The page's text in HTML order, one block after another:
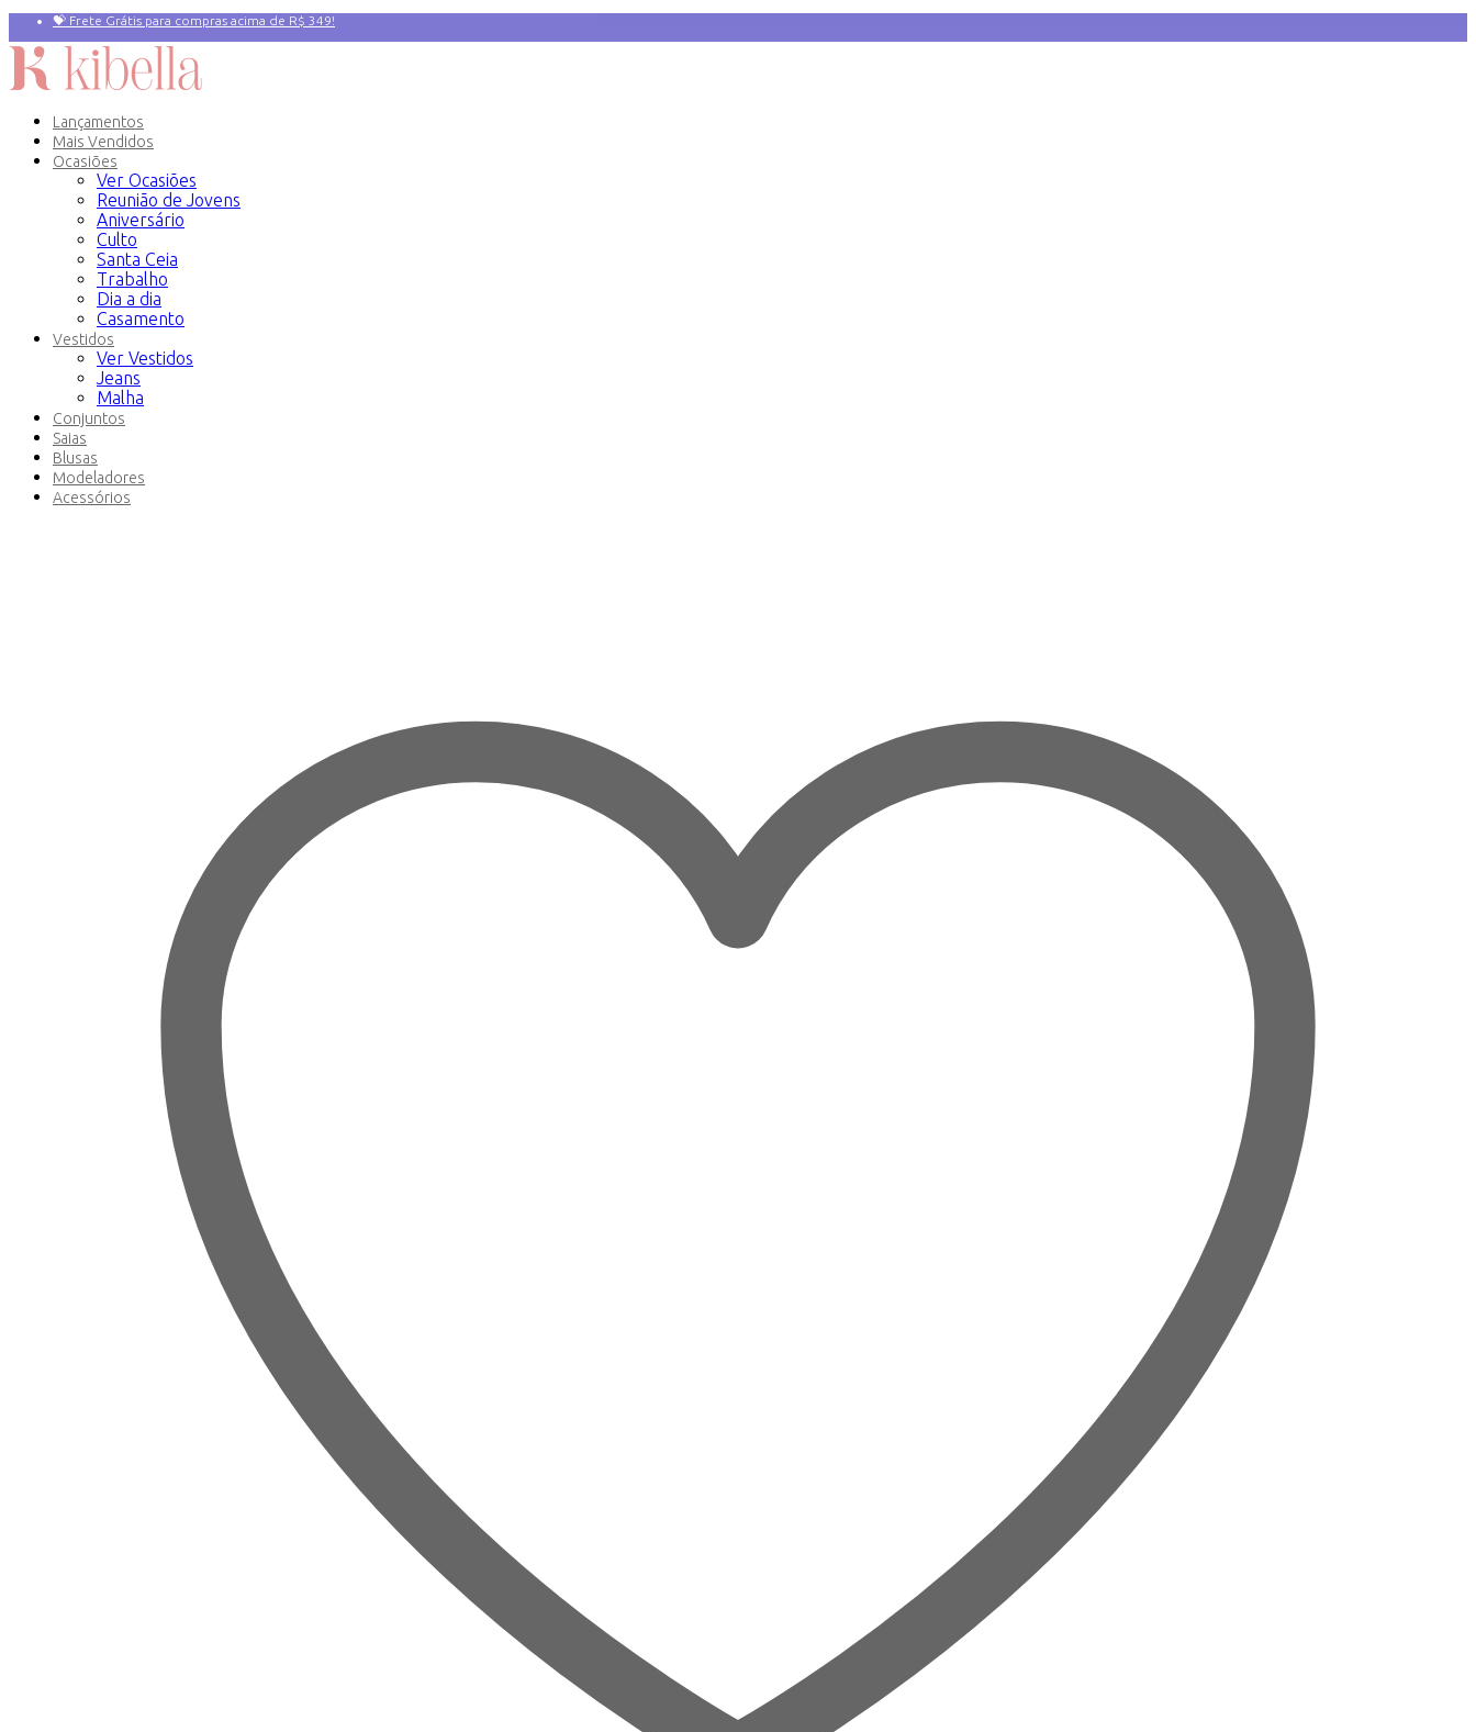
💝 Frete Grátis para compras acima de R$ 349!
Lançamentos
Mais Vendidos
Ocasiões
Ver Ocasiões
Reunião de Jovens
Aniversário
Culto
Santa Ceia
Trabalho
Dia a dia
Casamento
Vestidos
Ver Vestidos
Jeans
Malha
Conjuntos
Saias
Blusas
Modeladores
Acessórios